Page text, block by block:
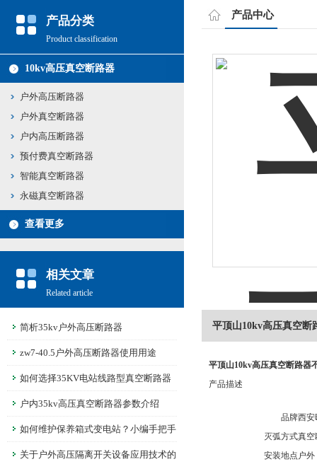
产品分类
Product classification
10kv高压真空断路器
户外高压断路器
户外真空断路器
户内高压断路器
预付费真空断路器
智能真空断路器
永磁真空断路器
查看更多
相关文章
Related article
简析35kv户外高压断路器
zw7-40.5户外高压断路器使用用途
如何选择35KV电站线路型真空断路器
呢？户内35kv高压真空断路器参数介绍
如何维护保养箱式变电站？小编手把手
教你！
关于户外高压隔离开关设备应用技术的
产品中心
平顶山10kv高压真空断
平顶山10kv高压真空断路器
产品描述
品牌西安
灭弧方式真空
安装地点 户外